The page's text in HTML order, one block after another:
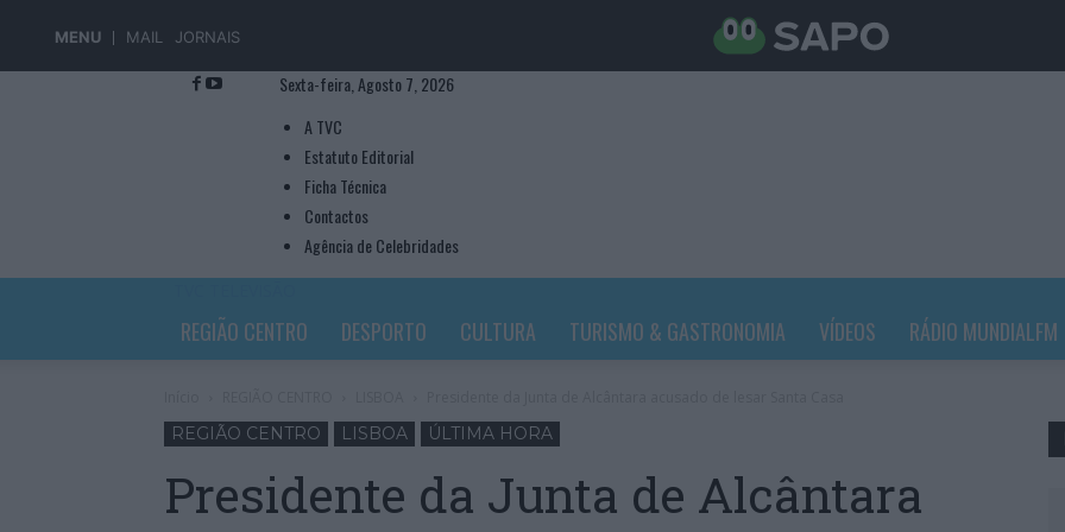
MENU MAIL JORNAIS
Sexta-feira, Agosto 7, 2026
A TVC
Estatuto Editorial
Ficha Técnica
Contactos
Agência de Celebridades
REGIÃO CENTRO DESPORTO CULTURA TURISMO & GASTRONOMIA VÍDEOS RÁDIO MUNDIALFM
REGIÃO CENTRO LISBOA ÚLTIMA HORA
Presidente da Junta de Alcântara